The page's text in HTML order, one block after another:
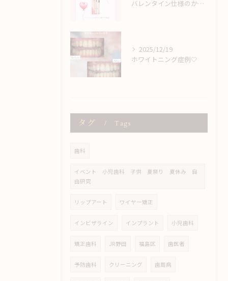
バレンタイン仕様のかわいい歯ブラシ♡
2025/12/19
ホワイトニング症例🤍
タグ Tags
歯科
イベント 小児歯科 子供 夏祭り 夏休み 自
由研究
リップアート ワイヤー矯正
インビザライン インプラント 小児歯科
矯正歯科 JR野田 福島区 歯医者
予防歯科 クリーニング 歯周病